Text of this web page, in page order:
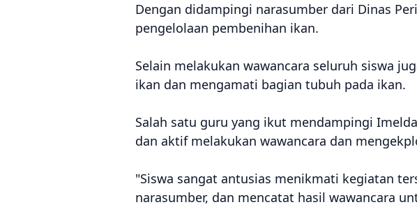
Dengan didampingi narasumber dari Dinas
pengelolaan pembenihan ikan.
Selain melakukan wawancara seluruh siswa
ikan dan mengamati bagian tubuh pada ikan.
Salah satu guru yang ikut mendampingi
dan aktif melakukan wawancara dan
"Siswa sangat antusias menikmati kegiatan
narasumber, dan mencatat hasil wawancara